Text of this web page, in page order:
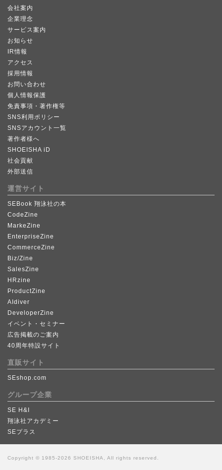
会社案内
企業理念
サービス案内
お知らせ
IR情報
アクセス
採用情報
お問い合わせ
個人情報保護
免責事項・著作権等
SNS利用ポリシー
SNSアカウント一覧
著作者様へ
SHOEISHA iD
社会貢献
外部送信
運営サイト
SEBook 翔泳社の本
CodeZine
MarkeZine
EnterpriseZine
CommerceZine
Biz/Zine
SalesZine
HRzine
ProductZine
AIdiver
DeveloperZine
イベント・セミナー
広告掲載のご案内
40周年特設サイト
直販サイト
SEshop.com
グループ企業
SE H&I
翔泳社アカデミー
SEプラス
Copyright © 1985-2026 SHOEISHA, All rights reserved.